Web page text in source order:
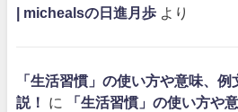
| michealsの日進月歩 より
「生活習慣」の使い方や意味、
説！
に
「生活習慣」の使い方や